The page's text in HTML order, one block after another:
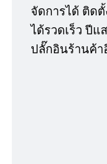
จัดการได้ ติดตั้
ได้รวดเร็ว ปีแ
ปลั๊กอินร้านค้า